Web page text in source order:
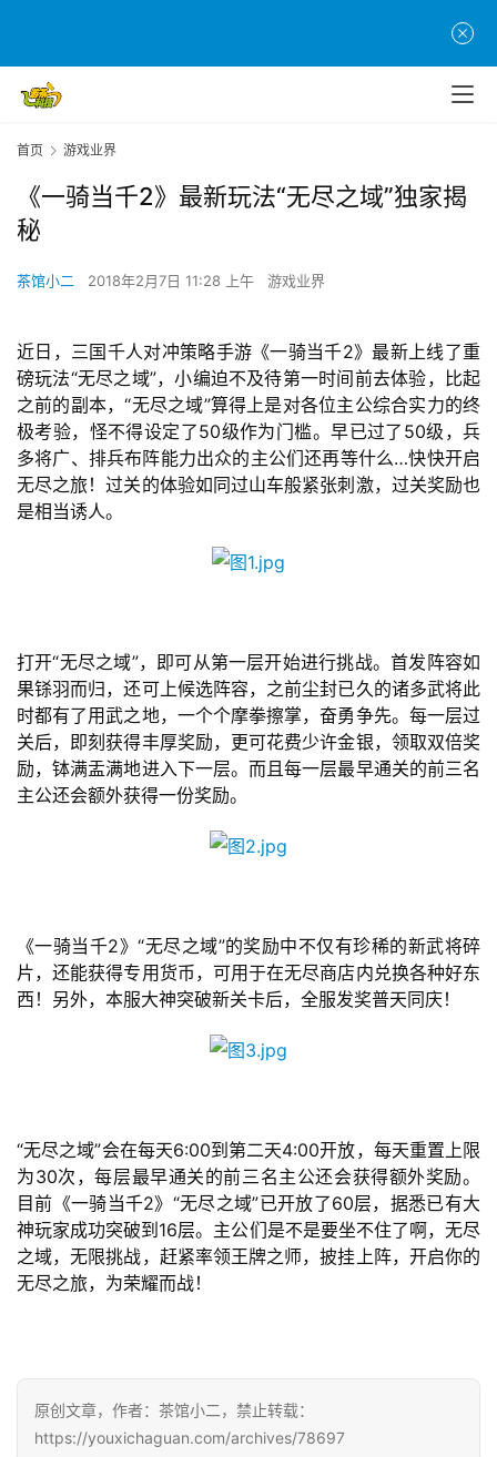
首
页
创
游
戏
业
界
戏
单
休
闲
游
戏
2
十
三
首页 游戏业界
《一骑当千2》最新玩法“无尽之域”独家揭
秘
茶馆小二 2018年2月7日 11:28 上午 游戏业界
近日，三国千人对冲策略手游《一骑当千2》最新上线了重
磅玩法“无尽之域”，小编迫不及待第一时间前去体验，比起
之前的副本，“无尽之域”算得上是对各位主公综合实力的终
极考验，怪不得设定了50级作为门槛。早已过了50级，兵
多将广、排兵布阵能力出众的主公们还再等什么…快快开启
无尽之旅！过关的体验如同过山车般紧张刺激，过关奖励也
是相当诱人。
打开“无尽之域”，即可从第一层开始进行挑战。首发阵容如
果铩羽而归，还可上候选阵容，之前尘封已久的诸多武将此
时都有了用武之地，一个个摩拳擦掌，奋勇争先。每一层过
关后，即刻获得丰厚奖励，更可花费少许金银，领取双倍奖
励，钵满盂满地进入下一层。而且每一层最早通关的前三名
主公还会额外获得一份奖励。
《一骑当千2》“无尽之域”的奖励中不仅有珍稀的新武将碎
片，还能获得专用货币，可用于在无尽商店内兑换各种好东
西！另外，本服大神突破新关卡后，全服发奖普天同庆！
“无尽之域”会在每天6:00到第二天4:00开放，每天重置上限
为30次，每层最早通关的前三名主公还会获得额外奖励。
目前《一骑当千2》“无尽之域”已开放了60层，据悉已有大
神玩家成功突破到16层。主公们是不是要坐不住了啊，无尽
之域，无限挑战，赶紧率领王牌之师，披挂上阵，开启你的
无尽之旅，为荣耀而战！
原创文章，作者：茶馆小二，禁止转载：
https://youxichaguan.com/archives/78697